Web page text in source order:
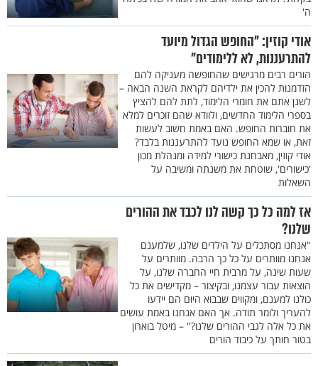
ה'
אודי קוזין: "החופש הגדול מיועד
להתרעננות, לא ללימודים"
הורים רבים מרגישים שהחופשה מעניקה להם
הזדמנות להכין את ילדיהם לקראת השנה הבאה –
לשנן אתם את חומרי הלימוד, לתת להם להציץ
בספרי הלימוד החדשים, ולוודא שהם זוכרים למלא
את חוברות החופש. האם באמת חשוב לעשות
זאת, או שמא החופש נועד להתרעננות בלבד?
אודי קוזין, מאבחנת כישורי למידה ומנהלת מכון
'כישורים', שוטחת את משנתה ומשיבה על
השאלות
אז למה כל כך קשה לנו לכבד את ההורים
שלנו?
"אנחנו מסתכלים על הילדים שלנו, שלמענם
אנחנו מוותרים על כל כך הרבה. מוותרים על
שעות שינה, על מרבית חיי החברה שלנו, על
הוצאות עבור עצמנו, ובקיצור – מקדישים את כל
כולנו למענם, ומקווים שבבוא היום הם יידעו
להעריך ולומר תודה. אך האם אנחנו באמת עושים
את כל אלה לגבי ההורים שלנו?" – מיטל בוארון
בטור חותך על כיבוד הורים